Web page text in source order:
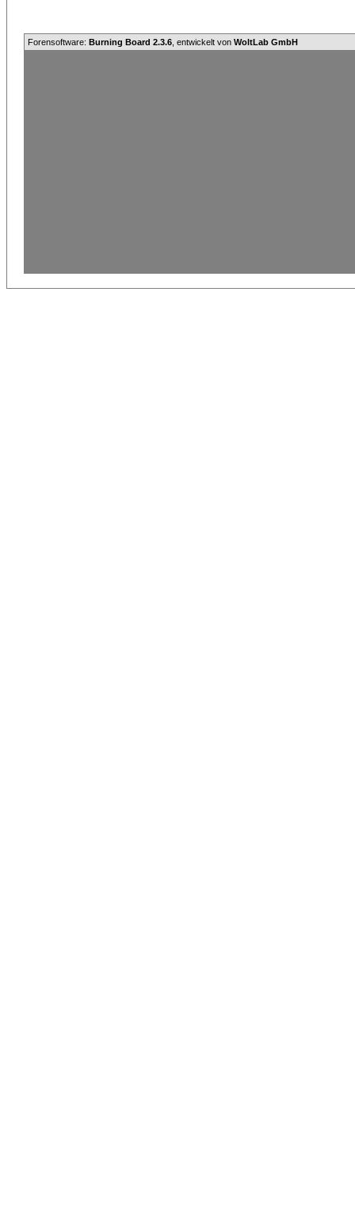
Forensoftware: Burning Board 2.3.6 , entwickelt von WoltLab GmbH